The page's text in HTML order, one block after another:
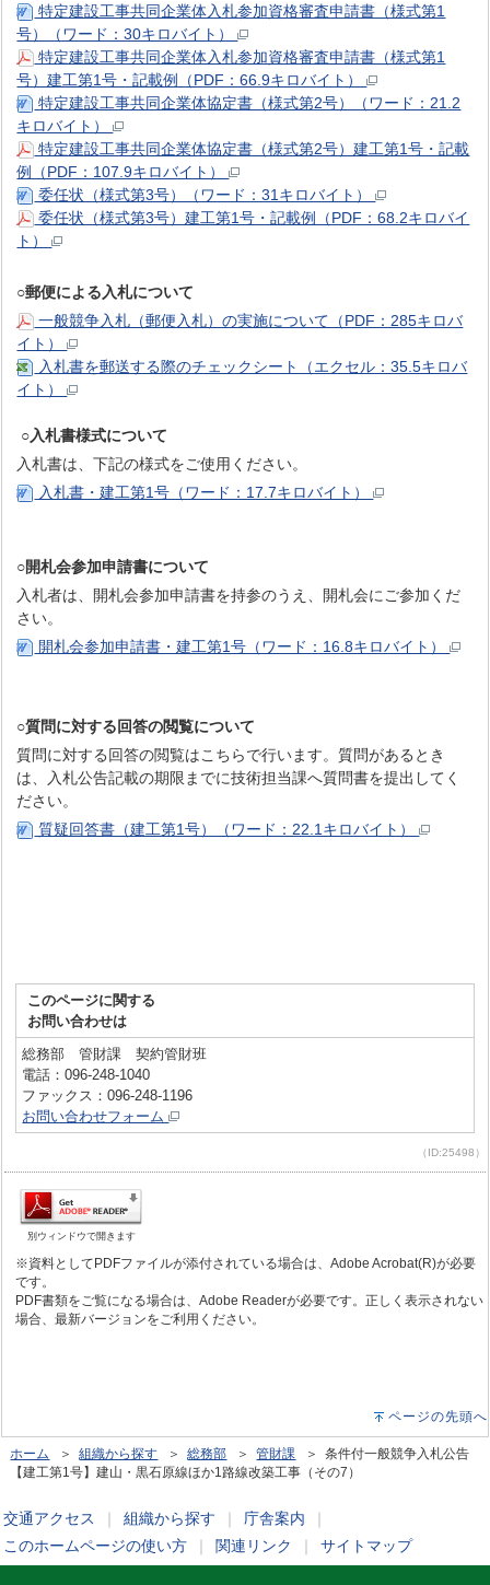
特定建設工事共同企業体入札参加資格審査申請書（様式第1
号）（ワード：30キロバイト）
特定建設工事共同企業体入札参加資格審査申請書（様式第1
号）建工第1号・記載例（PDF：66.9キロバイト）
特定建設工事共同企業体協定書（様式第2号）（ワード：21.2
キロバイト）
特定建設工事共同企業体協定書（様式第2号）建工第1号・記載
例（PDF：107.9キロバイト）
委任状（様式第3号）（ワード：31キロバイト）
委任状（様式第3号）建工第1号・記載例（PDF：68.2キロバイ
ト）
○郵便による入札について
一般競争入札（郵便入札）の実施について（PDF：285キロバ
イト）
入札書を郵送する際のチェックシート（エクセル：35.5キロバ
イト）
○入札書様式について
入札書は、下記の様式をご使用ください。
入札書・建工第1号（ワード：17.7キロバイト）
○開札会参加申請書について
入札者は、開札会参加申請書を持参のうえ、開札会にご参加くだ
さい。
開札会参加申請書・建工第1号（ワード：16.8キロバイト）
○質問に対する回答の閲覧について
質問に対する回答の閲覧はこちらで行います。質問があるとき
は、入札公告記載の期限までに技術担当課へ質問書を提出してく
ださい。
質疑回答書（建工第1号）（ワード：22.1キロバイト）
このページに関する
お問い合わせは
総務部 管財課 契約管財班
電話：096-248-1040
ファックス：096-248-1196
お問い合わせフォーム
（ID:25498）
別ウィンドウで開きます
※資料としてPDFファイルが添付されている場合は、Adobe Acrobat(R)が必要
です。
PDF書類をご覧になる場合は、Adobe Readerが必要です。正しく表示されない
場合、最新バージョンをご利用ください。
ページの先頭へ
ホーム ＞組織から探す ＞総務部 ＞管財課 ＞ 条件付一般競争入札公告
【建工第1号】建山・黒石原線ほか1路線改築工事（その7）
交通アクセス 組織から探す 庁舎案内
このホームページの使い方
関連リンク サイトマップ